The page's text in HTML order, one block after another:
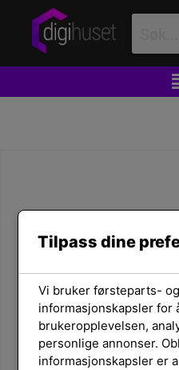
Tilpass dine
Vi bruker førsteparts-
informasjonskapsler for
brukeropplevelsen,
personlige annonser.
informasjonskapsler er